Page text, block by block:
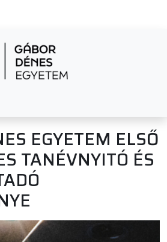
EGYETEM ELSŐ
TANÉVNYITÓ ÉS